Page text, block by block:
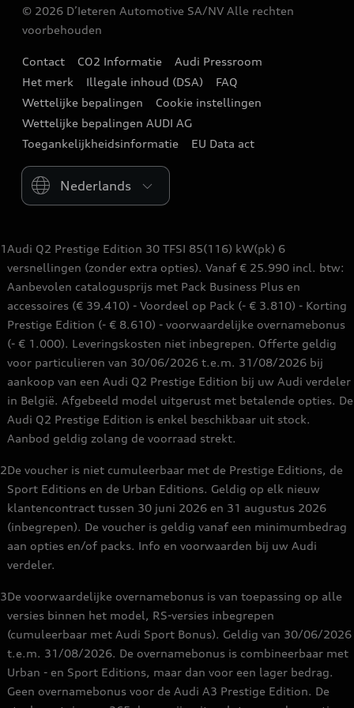
Stadswagens
Een testrit aanvragen
Een offerte aanvragen
Uw Audi verdeler
Overnamewaarde
Audi Fleet services
Terugroepacties
Audi digital services
Audi verdelers
Partnercontracten en independent operators
Audi Insurance
Jobs
Checklist nieuwe Audi
Audi e-shop
Stories of Progress
Newsletter
© 2026 D’Ieteren Automotive SA/NV Alle rechten
voorbehouden
Contact CO2 Informatie
Audi Pressroom
Het merk
Illegale inhoud (DSA)
FAQ
Wettelijke bepalingen
Cookie instellingen
Wettelijke bepalingen AUDI AG
Toegankelijkheidsinformatie
EU Data act
Please select country
1 Audi Q2 Prestige Edition 30 TFSI 85(116) kW(pk) 6
versnellingen (zonder extra opties). Vanaf € 25.990 incl. btw:
Aanbevolen catalogusprijs met Pack Business Plus en
accessoires (€ 39.410) - Voordeel op Pack (- € 3.810) - Korting
Prestige Edition (- € 8.610) - voorwaardelijke overnamebonus
(- € 1.000). Leveringskosten niet inbegrepen. Offerte geldig
voor particulieren van 30/06/2026 t.e.m. 31/08/2026 bij
aankoop van een Audi Q2 Prestige Edition bij uw Audi verdeler
in België. Afgebeeld model uitgerust met betalende opties. De
Audi Q2 Prestige Edition is enkel beschikbaar uit stock.
Aanbod geldig zolang de voorraad strekt.
2De voucher is niet cumuleerbaar met de Prestige Editions, de
Sport Editions en de Urban Editions. Geldig op elk nieuw
klantencontract tussen 30 juni 2026 en 31 augustus 2026
(inbegrepen). De voucher is geldig vanaf een minimumbedrag
aan opties en/of packs. Info en voorwaarden bij uw Audi
verdeler.
3De voorwaardelijke overnamebonus is van toepassing op alle
versies binnen het model, RS-versies inbegrepen
(cumuleerbaar met Audi Sport Bonus). Geldig van 30/06/2026
t.e.m. 31/08/2026. De overnamebonus is combineerbaar met
Urban - en Sport Editions, maar dan voor een lager bedrag.
Geen overnamebonus voor de Audi A3 Prestige Edition. De